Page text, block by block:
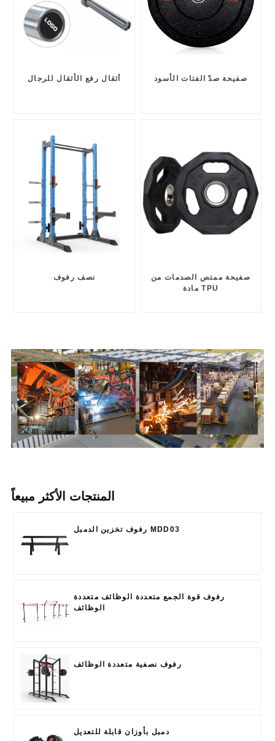
أثقال رفع الأثقال للرجال صفيحة صدّ الفتات الأسود
نصف رفوف
صفيحة ممتص الصدمات من
مادة TPU
المنتجات الأكثر مبيعاً
رفوف تخزين الدمبل MDD03
رفوف قوة الجمع متعددة الوظائف متعددة
الوظائف
رفوف نصفية متعددة الوظائف
دمبل بأوزان قابلة للتعديل